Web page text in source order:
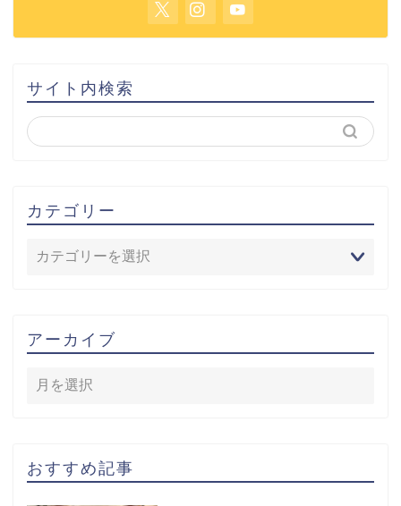
サイト内検索
カテゴリー
アーカイブ
おすすめ記事